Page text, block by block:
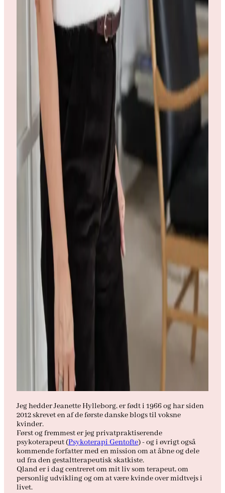
Jeg hedder Jeanette Hylleborg, er født i 1966 og har siden
2012 skrevet en af de første danske blogs til voksne
kvinder.
Først og fremmest er jeg privatpraktiserende
psykoterapeut (Psykoterapi Gentofte) - og i øvrigt også
kommende forfatter med en mission om at åbne og dele
ud fra den gestaltterapeutisk skatkiste.
Qland er i dag centreret om mit liv som terapeut, om
personlig udvikling og om at være kvinde over midtvejs i
livet.